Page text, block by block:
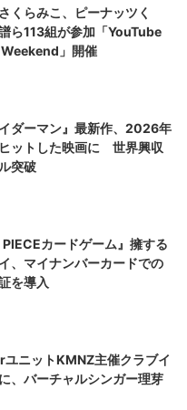
くらみこ、ピーナッツく
ら113組が参加「YouTube
」開催
イダーマン』最新作、2026年
ットした映画に 世界興収
突破
PIECEカードゲーム』擁する
、マイナンバーカードでの
を導入
ニットKMNZ主催クラブイ
、バーチャルシンガー理芽